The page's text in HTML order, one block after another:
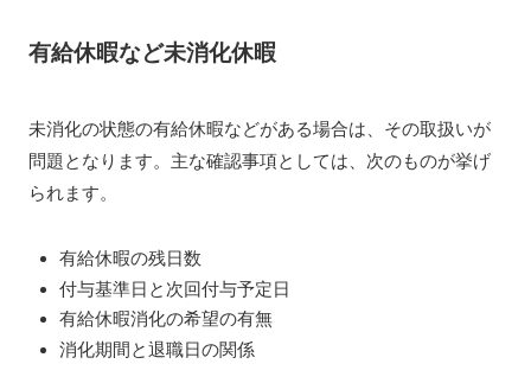
有給休暇など未消化休暇
未消化の状態の有給休暇などがある場合は、その取扱いが
問題となります。主な確認事項としては、次のものが挙げ
られます。
有給休暇の残日数
付与基準日と次回付与予定日
有給休暇消化の希望の有無
消化期間と退職日の関係